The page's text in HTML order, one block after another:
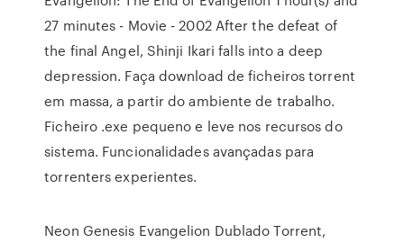
27 minutes - Movie - 2002 After the defeat of
the final Angel, Shinji Ikari falls into a deep
depression. Faça download de ficheiros torrent
em massa, a partir do ambiente de trabalho.
Ficheiro .exe pequeno e leve nos recursos do
sistema. Funcionalidades avançadas para
torrenters experientes.
Neon Genesis Evangelion Dublado Torrent,